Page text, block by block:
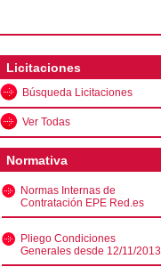
Licitaciones
Búsqueda Licitaciones
Ver Todas
Normativa
Normas Internas de
Contratación EPE Red.es
Pliego Condiciones
Generales desde 12/11/2013